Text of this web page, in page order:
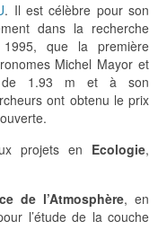
. Il est célèbre pour son
dans la recherche
1995, que la première
Michel Mayor et
de 1.93 m et à son
ont obtenu le prix
projets en Ecologie,
de l’Atmosphère, en
l’étude de la couche